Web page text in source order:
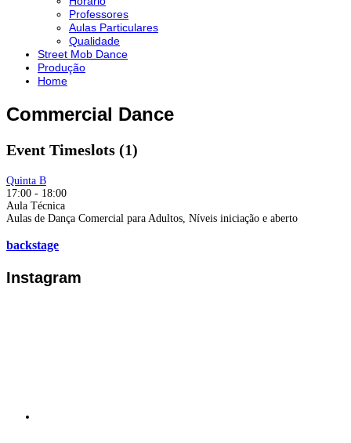
Professores
Aulas Particulares
Qualidade
Street Mob Dance
Produção
Home
Commercial Dance
Event Timeslots (1)
Quinta B
17:00 - 18:00
Aula Técnica
Aulas de Dança Comercial para Adultos, Níveis iniciação e aberto
backstage
Instagram